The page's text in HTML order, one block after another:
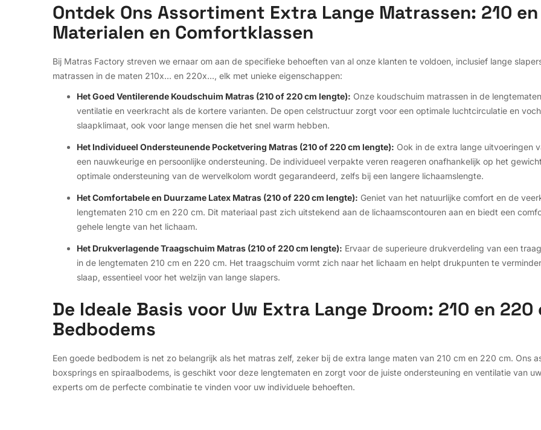
Ontdek Ons Assortiment Extra Lange Matrassen: 210
Materialen en Comfortklassen
Bij Matras Factory streven we ernaar om aan de specifieke behoeften van al onze klanten te voldoen, inclusief lange
matrassen in de maten 210x... en 220x..., elk met unieke eigenschappen:
Het Goed Ventilerende Koudschuim Matras (210 of 220 cm lengte): Onze koudschuim matrassen in de
ventilatie en veerkracht als de kortere varianten. De open celstructuur zorgt voor een optimale luchtcirculatie en
slaapklimaat, ook voor lange mensen die het snel warm hebben.
Het Individueel Ondersteunende Pocketvering Matras (210 of 220 cm lengte): Ook in de extra lange uitvoeringen
een nauwkeurige en persoonlijke ondersteuning. De individueel verpakte veren reageren onafhankelijk op het
optimale ondersteuning van de wervelkolom wordt gegarandeerd, zelfs bij een langere lichaamslengte.
Het Comfortabele en Duurzame Latex Matras (210 of 220 cm lengte): Geniet van het natuurlijke comfort en de
lengtematen 210 cm en 220 cm. Dit materiaal past zich uitstekend aan de lichaamscontouren aan en biedt een
gehele lengte van het lichaam.
Het Drukverlagende Traagschuim Matras (210 of 220 cm lengte): Ervaar de superieure drukverdeling van een
in de lengtematen 210 cm en 220 cm. Het traagschuim vormt zich naar het lichaam en helpt drukpunten te
slaap, essentieel voor het welzijn van lange slapers.
De Ideale Basis voor Uw Extra Lange Droom: 210 en
Bedbodems
Een goede bedbodem is net zo belangrijk als het matras zelf, zeker bij de extra lange maten van 210 cm en 220 cm. Ons
boxsprings en spiraalbodems, is geschikt voor deze lengtematen en zorgt voor de juiste ondersteuning en ventilatie van
experts om de perfecte combinatie te vinden voor uw individuele behoeften.